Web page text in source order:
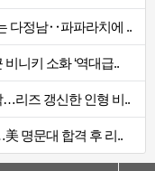
다정남‥파파라치에 ..
니키 소화 ‘역대급..
…리즈 갱신한 인형 비..
명문대 합격 후 리..